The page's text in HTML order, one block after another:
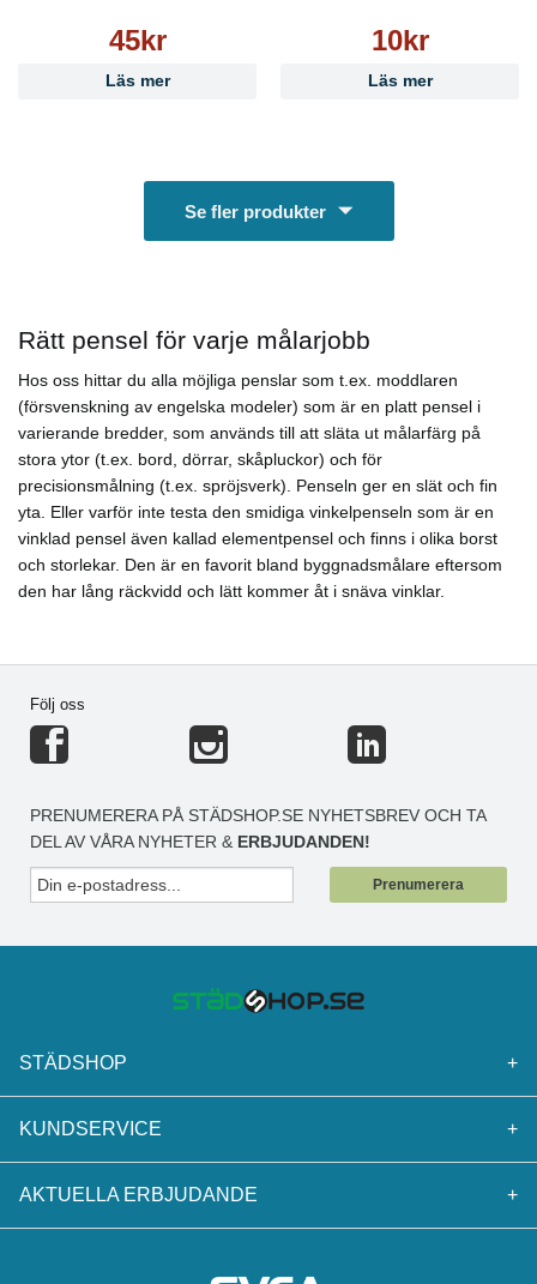
45kr
Läs mer
10kr
Läs mer
Se fler produkter
Rätt pensel för varje målarjobb
Hos oss hittar du alla möjliga penslar som t.ex. moddlaren
(försvenskning av engelska modeler) som är en platt pensel i
varierande bredder, som används till att släta ut målarfärg på
stora ytor (t.ex. bord, dörrar, skåpluckor) och för
precisionsmålning (t.ex. spröjsverk). Penseln ger en slät och fin
yta. Eller varför inte testa den smidiga vinkelpenseln som är en
vinklad pensel även kallad elementpensel och finns i olika borst
och storlekar. Den är en favorit bland byggnadsmålare eftersom
den har lång räckvidd och lätt kommer åt i snäva vinklar.
Följ oss
PRENUMERERA PÅ STÄDSHOP.SE NYHETSBREV OCH TA
DEL AV VÅRA NYHETER & ERBJUDANDEN!
Prenumerera
STÄDSHOP +
KUNDSERVICE +
AKTUELLA ERBJUDANDE +